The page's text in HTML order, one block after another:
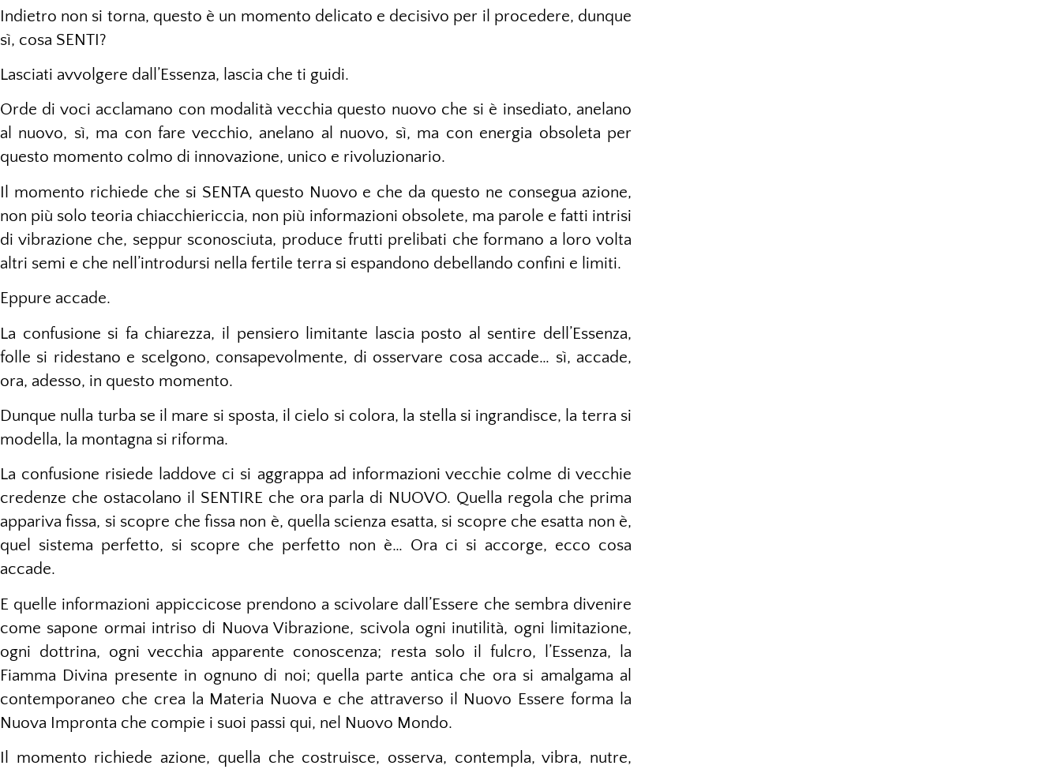
Indietro non si torna, questo è un momento delicato e decisivo per il procedere, dunque
sì, cosa SENTI?
Lasciati avvolgere dall’Essenza, lascia che ti guidi.
Orde di voci acclamano con modalità vecchia questo nuovo che si è insediato, anelano
al nuovo, sì, ma con fare vecchio, anelano al nuovo, sì, ma con energia obsoleta per
questo momento colmo di innovazione, unico e rivoluzionario.
Il momento richiede che si SENTA questo Nuovo e che da questo ne consegua azione,
non più solo teoria chiacchiericcia, non più informazioni obsolete, ma parole e fatti intrisi
di vibrazione che, seppur sconosciuta, produce frutti prelibati che formano a loro volta
altri semi e che nell’introdursi nella fertile terra si espandono debellando confini e limiti.
Eppure accade.
La confusione si fa chiarezza, il pensiero limitante lascia posto al sentire dell’Essenza,
folle si ridestano e scelgono, consapevolmente, di osservare cosa accade… sì, accade,
ora, adesso, in questo momento.
Dunque nulla turba se il mare si sposta, il cielo si colora, la stella si ingrandisce, la terra si
modella, la montagna si riforma.
La confusione risiede laddove ci si aggrappa ad informazioni vecchie colme di vecchie
credenze che ostacolano il SENTIRE che ora parla di NUOVO. Quella regola che prima
appariva fissa, si scopre che fissa non è, quella scienza esatta, si scopre che esatta non è,
quel sistema perfetto, si scopre che perfetto non è… Ora ci si accorge, ecco cosa
accade.
E quelle informazioni appiccicose prendono a scivolare dall’Essere che sembra divenire
come sapone ormai intriso di Nuova Vibrazione, scivola ogni inutilità, ogni limitazione,
ogni dottrina, ogni vecchia apparente conoscenza; resta solo il fulcro, l’Essenza, la
Fiamma Divina presente in ognuno di noi; quella parte antica che ora si amalgama al
contemporaneo che crea la Materia Nuova e che attraverso il Nuovo Essere forma la
Nuova Impronta che compie i suoi passi qui, nel Nuovo Mondo.
Il momento richiede azione, quella che costruisce, osserva, contempla, vibra, nutre,